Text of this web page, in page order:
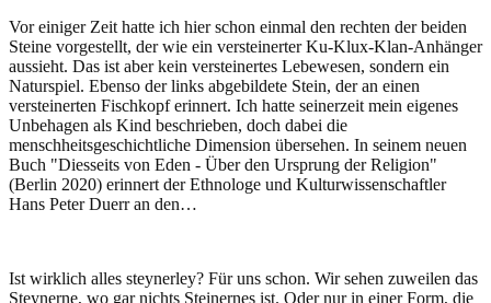
Vor einiger Zeit hatte ich hier schon einmal den rechten der beiden
Steine vorgestellt, der wie ein versteinerter Ku-Klux-Klan-Anhänger
aussieht. Das ist aber kein versteinertes Lebewesen, sondern ein
Naturspiel. Ebenso der links abgebildete Stein, der an einen
versteinerten Fischkopf erinnert. Ich hatte seinerzeit mein eigenes
Unbehagen als Kind beschrieben, doch dabei die
menschheitsgeschichtliche Dimension übersehen. In seinem neuen
Buch "Diesseits von Eden - Über den Ursprung der Religion"
(Berlin 2020) erinnert der Ethnologe und Kulturwissenschaftler
Hans Peter Duerr an den…
Ist wirklich alles steynerley? Für uns schon. Wir sehen zuweilen das
Steynerne, wo gar nichts Steinernes ist. Oder nur in einer Form, die